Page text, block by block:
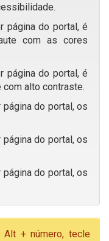
página do portal, é
com as cores
página do portal, é
com alto contraste.
página do portal, os
página do portal, os
página do portal, os
+ número, tecle